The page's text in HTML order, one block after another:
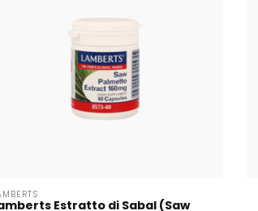
Estratto di Sabal (Saw